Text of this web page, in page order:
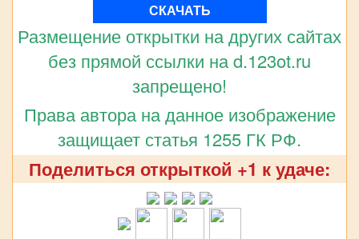
СКАЧАТЬ
Размещение открытки на других сайтах
без прямой ссылки на d.123ot.ru
запрещено!
Права автора на данное изображение
защищает статья 1255 ГК РФ.
Поделиться открыткой +1 к удаче: